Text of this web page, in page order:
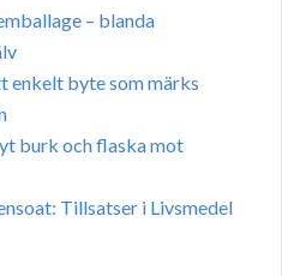
– blanda
enkelt byte som märks
burk och flaska mot
Tillsatser i Livsmedel